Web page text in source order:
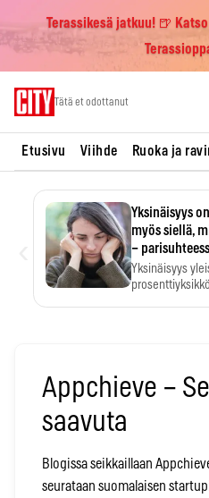
Terassikesä jatkuu! 🍺
Tätä et odottanut
Etusivu Viihde Ruoka ja
Yksinäisyys
myös siellä,
–
Yksinäisyys
Appchieve –
saavuta
Blogissa seikkaillaan
seurataan suomalaisen